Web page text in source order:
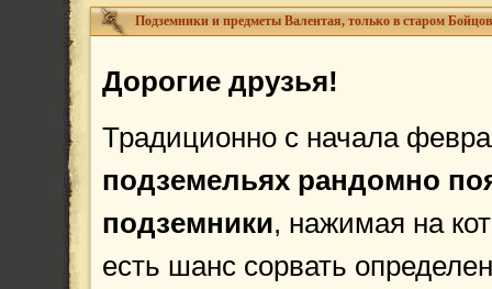
Дорогие друзья!
Традиционно с начала
подземельях рандомно
подземники, нажимая на
есть шанс сорвать